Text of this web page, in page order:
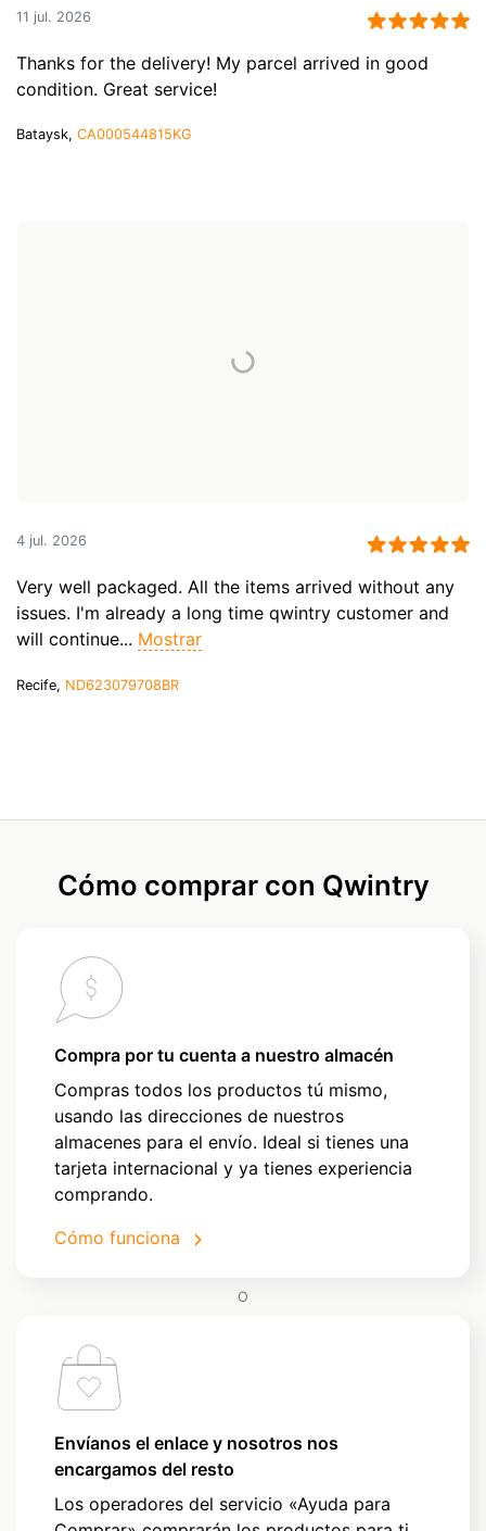
11 jul. 2026
Thanks for the delivery! My parcel arrived in good
condition. Great service!
Bataysk, CA000544815KG
4 jul. 2026
Very well packaged. All the items arrived without any
issues. I'm already a long time qwintry customer and
will continue... Mostrar
Recife, ND623079708BR
Cómo comprar con Qwintry
Compra por tu cuenta a nuestro almacén
Compras todos los productos tú mismo,
usando las direcciones de nuestros
almacenes para el envío. Ideal si tienes una
tarjeta internacional y ya tienes experiencia
comprando.
Cómo funciona
O
Envíanos el enlace y nosotros nos
encargamos del resto
Los operadores del servicio «Ayuda para